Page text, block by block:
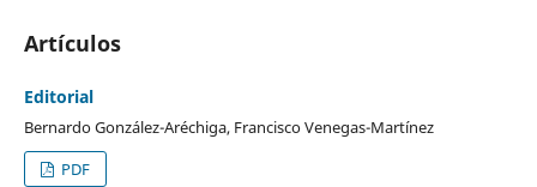
Artículos
Editorial
Bernardo González-Aréchiga, Francisco Venegas-Martínez
PDF